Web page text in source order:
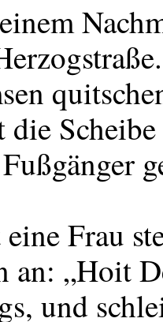
die
Frau
an: „Hoit
und